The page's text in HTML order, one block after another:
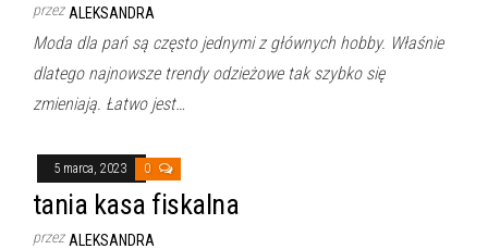
przez ALEKSANDRA
Moda dla pań są często jednymi z głównych hobby. Właśnie
dlatego najnowsze trendy odzieżowe tak szybko się
zmieniają. Łatwo jest…
5 marca, 2023 0
tania kasa fiskalna
przez ALEKSANDRA